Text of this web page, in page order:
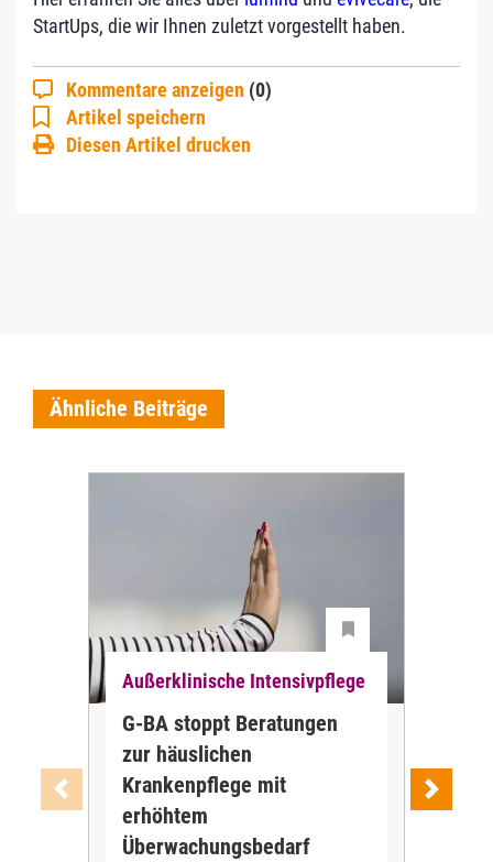
StartUps, die wir Ihnen zuletzt vorgestellt haben.
Kommentare anzeigen (0)
Artikel speichern
Diesen Artikel drucken
Ähnliche Beiträge
Außerklinische Intensivpflege
G-BA stoppt Beratungen
zur häuslichen
Krankenpflege mit
erhöhtem
Überwachungsbedarf